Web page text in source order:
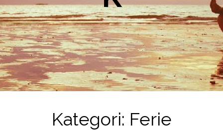
Kategori: Ferie